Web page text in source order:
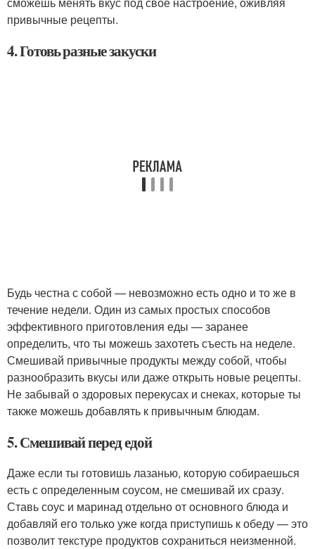
привычные рецепты.
4. Готовь разные закуски
Будь честна с собой — невозможно есть одно и то же в
течение недели. Один из самых простых способов
эффективного приготовления еды — заранее
определить, что ты можешь захотеть съесть на неделе.
Смешивай привычные продукты между собой, чтобы
разнообразить вкусы или даже открыть новые рецепты.
Не забывай о здоровых перекусах и снеках, которые ты
также можешь добавлять к привычным блюдам.
5. Смешивай перед едой
Даже если ты готовишь лазанью, которую собираешься
есть с определенным соусом, не смешивай их сразу.
Ставь соус и маринад отдельно от основного блюда и
добавляй его только уже когда приступишь к обеду — это
позволит текстуре продуктов сохраниться неизменной.